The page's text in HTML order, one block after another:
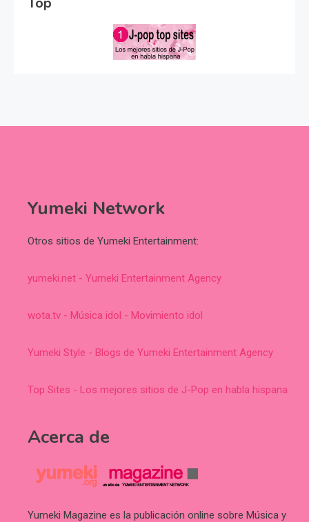
Yumeki Network
Otros sitios de Yumeki Entertainment:
yumeki.net - Yumeki Entertainment Agency
wota.tv - Música idol - Movimiento idol
Yumeki Style - Blogs de Yumeki Entertainment Agency
Top Sites - Los mejores sitios de J-Pop en habla hispana
Acerca de
Yumeki Magazine es la publicación online sobre Música y